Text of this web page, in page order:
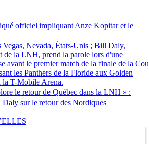
officiel impliquant Anze Kopitar et le
le retour de Québec dans la LNH » :
sur le retour des Nordiques